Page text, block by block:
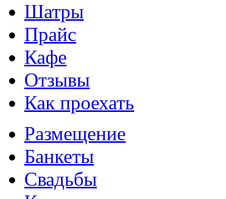
Шатры
Прайс
Кафе
Отзывы
Как проехать
Размещение
Банкеты
Свадьбы